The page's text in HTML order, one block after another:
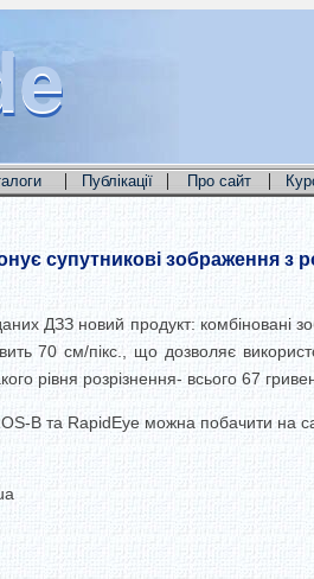
| Публікації | Про сайт |
супутникові зображення з
ДЗЗ новий продукт: комбіновані
70 см/пікс., що дозволяє
рівня розрізнення- всього 67
B та RapidEye можна побачити на